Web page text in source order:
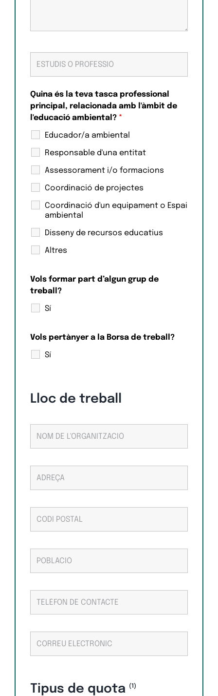
Quina és la teva tasca professional
principal, relacionada amb l'àmbit de
l'educació ambiental? *
Educador/a ambiental
Responsable d'una entitat
Assessorament i/o formacions
Coordinació de projectes
Coordinació d'un equipament o Espai
ambiental
Disseny de recursos educatius
Altres
Vols formar part d’algun grup de
treball?
Sí
Vols pertànyer a la Borsa de treball?
Sí
Lloc de treball
Tipus de quota (1)